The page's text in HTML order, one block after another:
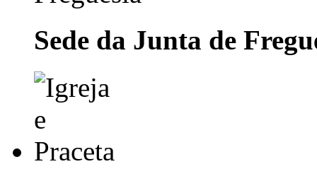
Sede da Junta de